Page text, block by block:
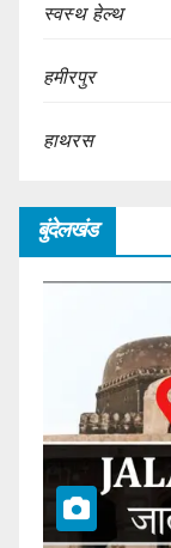
स्वस्थ हेल्थ
हमीरपुर
हाथरस
बुंदेलखंड